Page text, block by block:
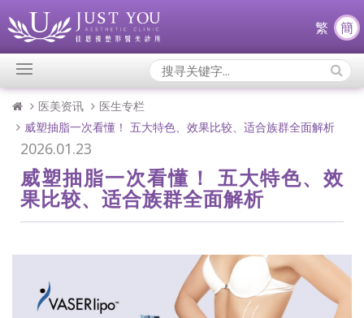
繁 簡
Search
Icons:
医美资讯
医生专栏
威塑抽脂一次看懂！ 五大特色、效果比较、适合族群全面解析
2026.01.23
威塑抽脂一次看懂！ 五大特色、效
果比较、适合族群全面解析